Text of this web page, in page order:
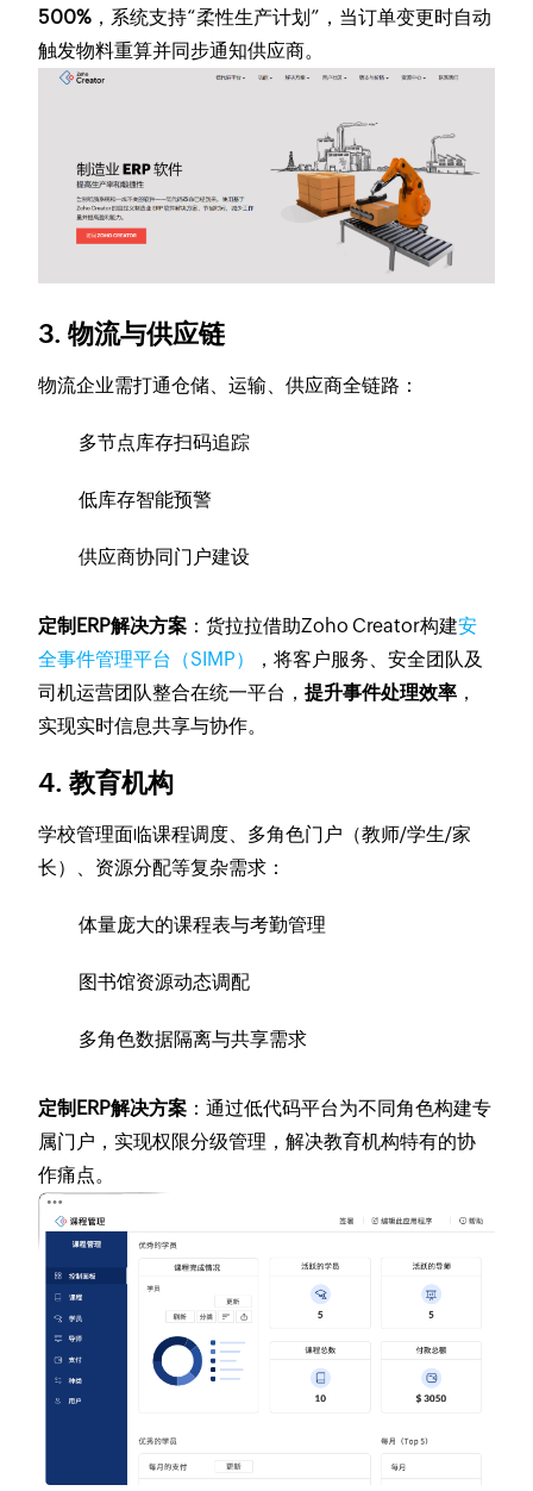
500% ，系统支持“柔性生产计划”，当订单变更时自动
触发物料重算并同步通知供应商。
3. 物流与供应链
物流企业需打通仓储、运输、供应商全链路：
多节点库存扫码追踪
低库存智能预警
供应商协同门户建设
定制ERP解决方案 ：货拉拉借助Zoho Creator构建安
全事件管理平台（SIMP）
，将客户服务、安全团队及
司机运营团队整合在统一平台，提升事件处理效率 ，
实现实时信息共享与协作。
4. 教育机构
学校管理面临课程调度、多角色门户（教师/学生/家
长）、资源分配等复杂需求：
体量庞大的课程表与考勤管理
图书馆资源动态调配
多角色数据隔离与共享需求
定制ERP解决方案 ：通过低代码平台为不同角色构建专
属门户，实现权限分级管理，解决教育机构特有的协
作痛点。